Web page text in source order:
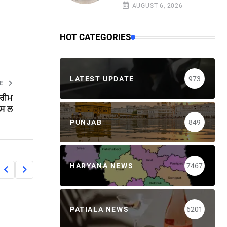
ਲ
AUGUST 6, 2026
HOT CATEGORIES
LATEST UPDATE 973
PUNJAB 849
HARYANA NEWS 7467
PATIALA NEWS 6201